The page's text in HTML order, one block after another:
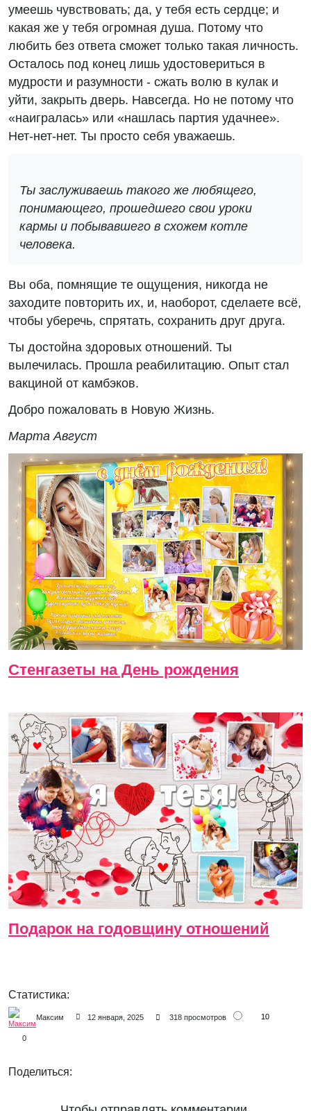
умеешь чувствовать; да, у тебя есть сердце; и
какая же у тебя огромная душа. Потому что
любить без ответа сможет только такая личность.
Осталось под конец лишь удостовериться в
мудрости и разумности - сжать волю в кулак и
уйти, закрыть дверь. Навсегда. Но не потому что
«наигралась» или «нашлась партия удачнее».
Нет-нет-нет. Ты просто себя уважаешь.
Ты заслуживаешь такого же любящего,
понимающего, прошедшего свои уроки
кармы и побывавшего в схожем котле
человека.
Вы оба, помнящие те ощущения, никогда не
заходите повторить их, и, наоборот, сделаете всё,
чтобы уберечь, спрятать, сохранить друг друга.
Ты достойна здоровых отношений. Ты
вылечилась. Прошла реабилитацию. Опыт стал
вакциной от камбэков.
Добро пожаловать в Новую Жизнь.
Марта Август
Стенгазеты на День рождения
Подарок на годовщину отношений
Статистика:
Максим 12 января, 2025 318 просмотров 10
0
Поделиться: